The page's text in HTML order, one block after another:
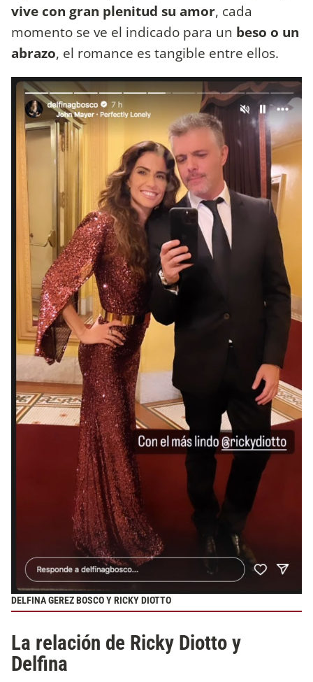
vive con gran plenitud su amor, cada
momento se ve el indicado para un beso o un
abrazo, el romance es tangible entre ellos.
DELFINA GEREZ BOSCO Y RICKY DIOTTO
La relación de Ricky Diotto y
Delfina